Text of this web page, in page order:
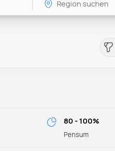
80 - 100%
Pensum